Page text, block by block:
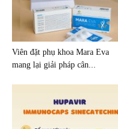
Viên đặt phụ khoa Mara Eva
mang lại giải pháp cân...